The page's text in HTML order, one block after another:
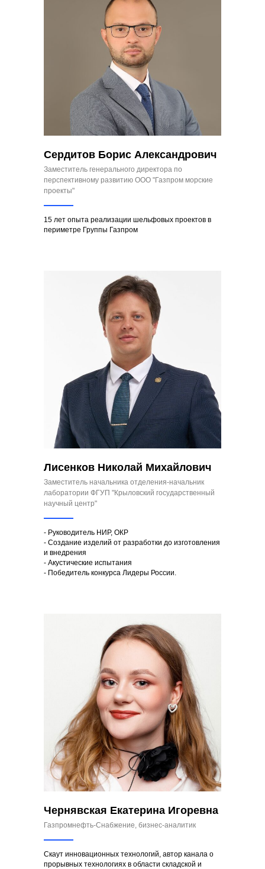
Сердитов Борис Александрович
Заместитель генерального директора по
перспективному развитию ООО "Газпром морские
проекты"
15 лет опыта реализации шельфовых проектов в
периметре Группы Газпром
Лисенков Николай Михайлович
Заместитель начальника отделения-начальник
лаборатории ФГУП "Крыловский государственный
научный центр"
- Руководитель НИР, ОКР
- Создание изделий от разработки до изготовления
и внедрения
- Акустические испытания
- Победитель конкурса Лидеры России.
Чернявская Екатерина Игоревна
Газпромнефть-Снабжение, бизнес-аналитик
Скаут инновационных технологий, автор канала о
прорывных технологиях в области складской и